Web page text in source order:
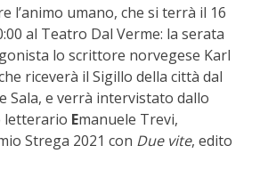
l’animo umano, che si terrà il 16
al Teatro Dal Verme: la serata
lo scrittore norvegese Karl
riceverà il Sigillo della città dal
Sala, e verrà intervistato dallo
letterario Emanuele Trevi,
Strega 2021 con Due vite, edito